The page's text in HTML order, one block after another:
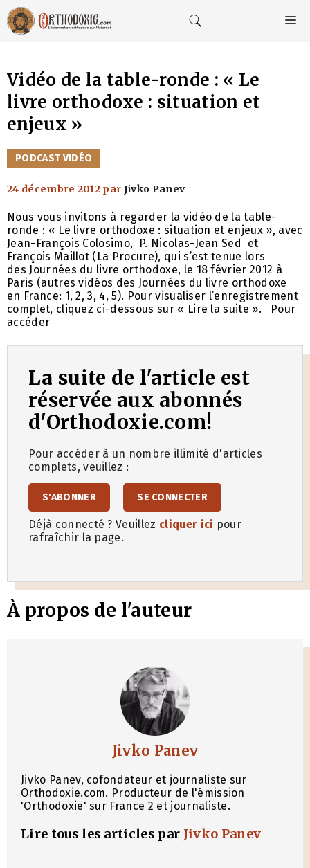
Aller
au
contenu
Vidéo de la table-ronde : « Le
livre orthodoxe : situation et
enjeux »
CATÉGORIES
PODCAST VIDÉO
24 décembre 2012 par Jivko Panev
Nous vous invitons à regarder la vidéo de la table-
ronde : « Le livre orthodoxe : situation et enjeux », avec
Jean-François Colosimo, P. Nicolas-Jean Sed et
François Maillot (La Procure), qui s’est tenue lors
des Journées du livre orthodoxe, le 18 février 2012 à
Paris (autres vidéos des Journées du livre orthodoxe
en France: 1, 2, 3, 4, 5). Pour visualiser l’enregistrement
complet, cliquez ci-dessous sur « Lire la suite ». Pour
accéder
La suite de l'article est
réservée aux abonnés
d'Orthodoxie.com!
Pour accéder à un nombre illimité d'articles
complets, veuillez :
S'ABONNER SE CONNECTER
Déjà connecté ? Veuillez cliquer ici pour
rafraîchir la page.
À propos de l'auteur
Jivko Panev
Jivko Panev, cofondateur et journaliste sur
Orthodoxie.com. Producteur de l'émission
'Orthodoxie' sur France 2 et journaliste.
Lire tous les articles par Jivko Panev